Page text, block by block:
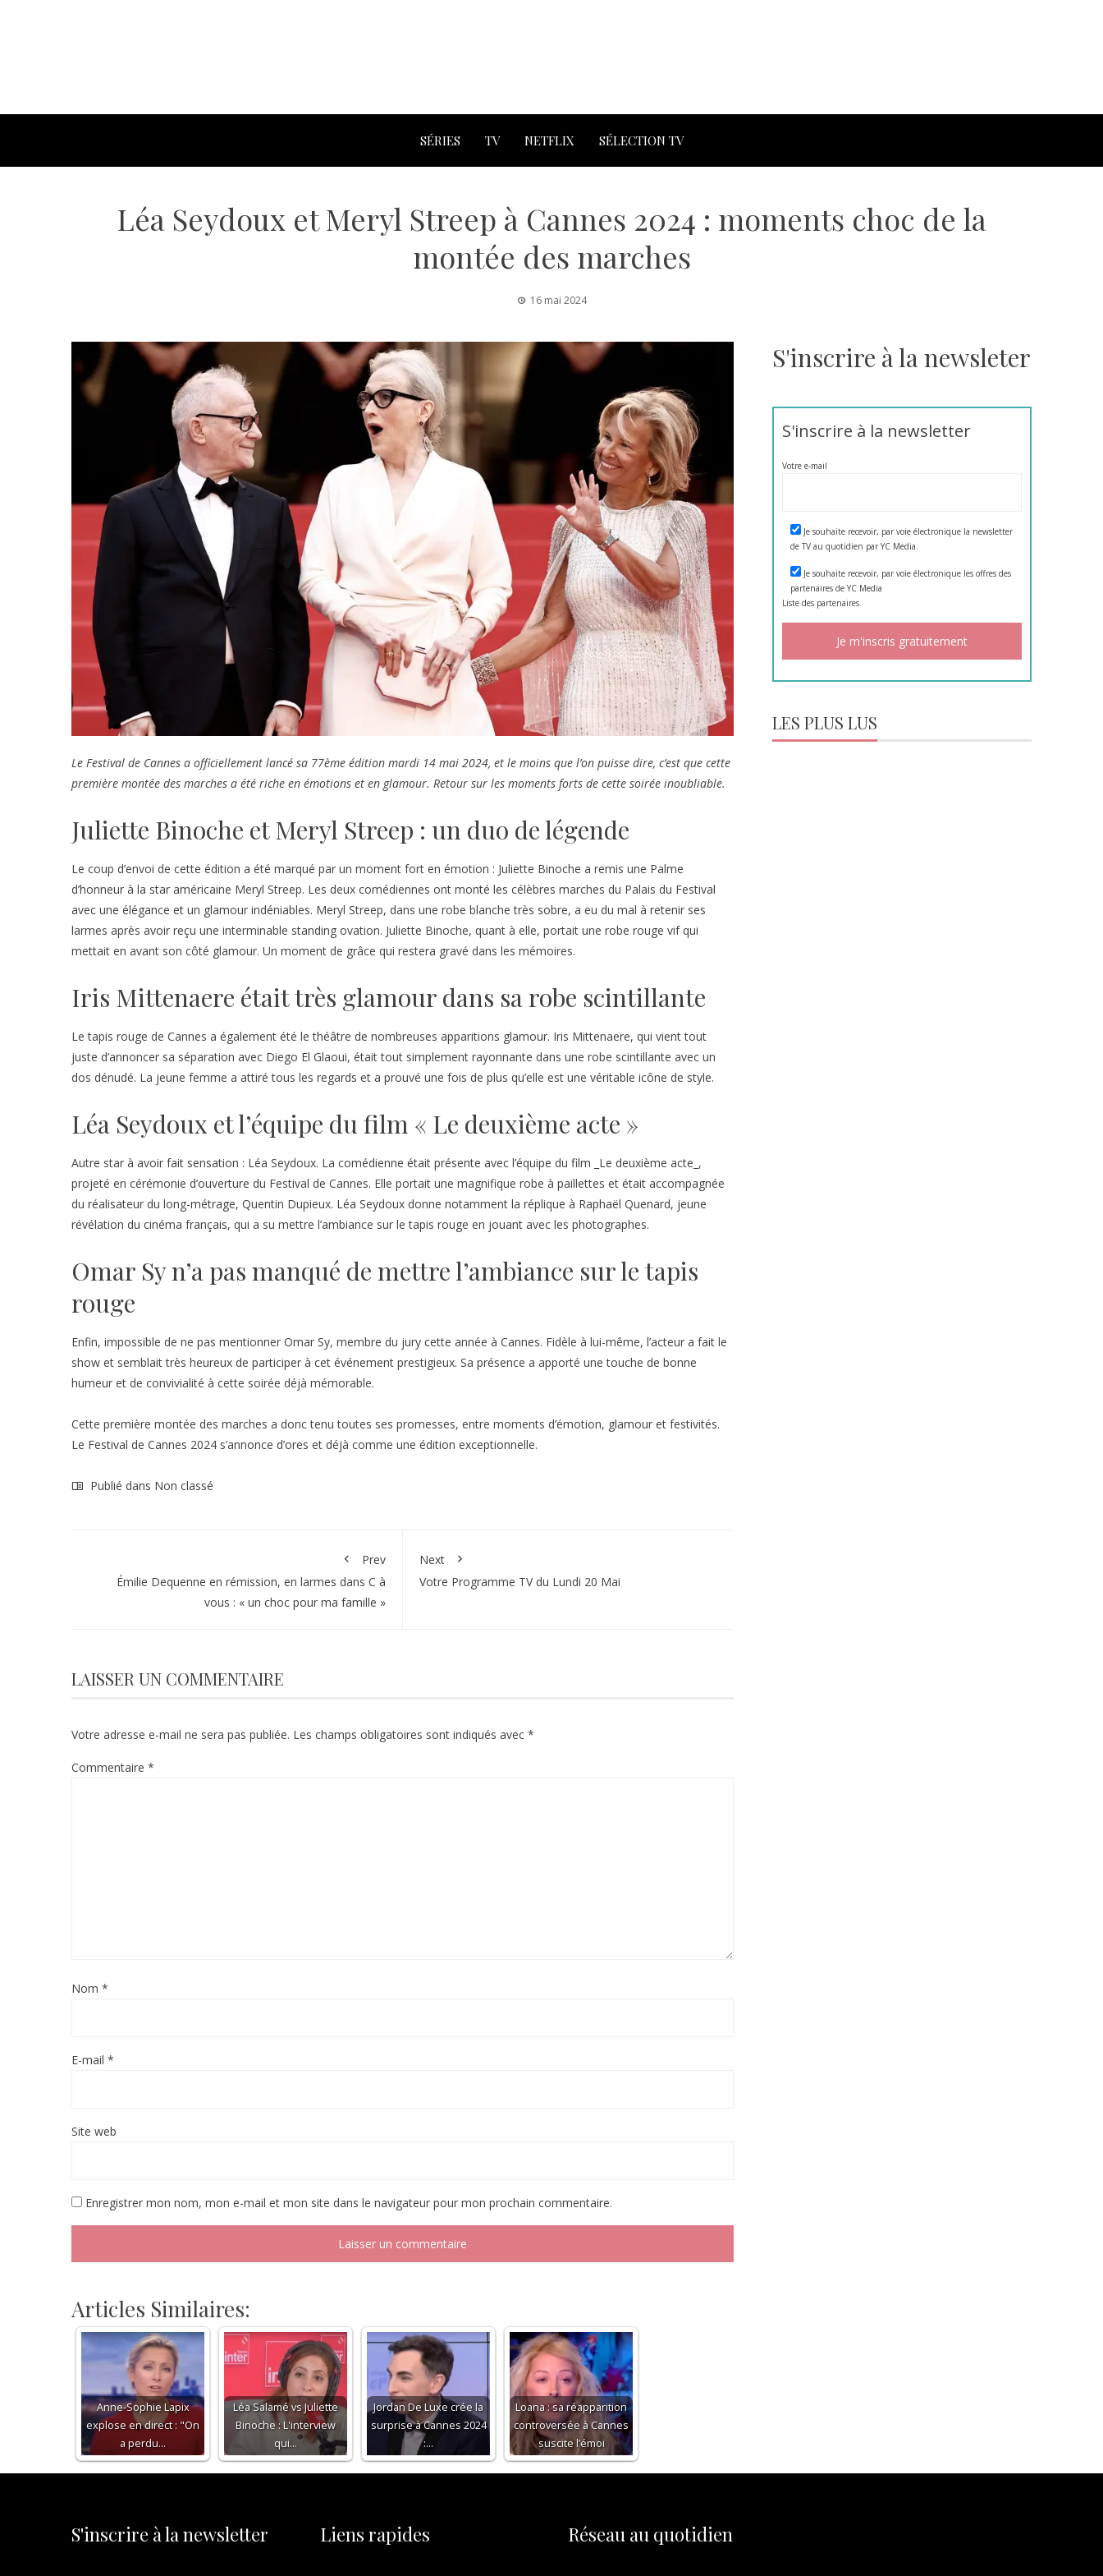
SÉRIES TV NETFLIX SÉLECTION TV
Léa Seydoux et Meryl Streep à Cannes 2024 : moments choc de la
montée des marches
16 mai 2024
Le Festival de Cannes a officiellement lancé sa 77ème édition mardi 14 mai 2024, et le moins que l’on puisse dire, c’est que cette
première montée des marches a été riche en émotions et en glamour. Retour sur les moments forts de cette soirée inoubliable.
Juliette Binoche et Meryl Streep : un duo de légende
Le coup d’envoi de cette édition a été marqué par un moment fort en émotion : Juliette Binoche a remis une Palme
d’honneur à la star américaine Meryl Streep. Les deux comédiennes ont monté les célèbres marches du Palais du Festival
avec une élégance et un glamour indéniables. Meryl Streep, dans une robe blanche très sobre, a eu du mal à retenir ses
larmes après avoir reçu une interminable standing ovation. Juliette Binoche, quant à elle, portait une robe rouge vif qui
mettait en avant son côté glamour. Un moment de grâce qui restera gravé dans les mémoires.
Iris Mittenaere était très glamour dans sa robe scintillante
Le tapis rouge de Cannes a également été le théâtre de nombreuses apparitions glamour. Iris Mittenaere, qui vient tout
juste d’annoncer sa séparation avec Diego El Glaoui, était tout simplement rayonnante dans une robe scintillante avec un
dos dénudé. La jeune femme a attiré tous les regards et a prouvé une fois de plus qu’elle est une véritable icône de style.
Léa Seydoux et l’équipe du film « Le deuxième acte »
Autre star à avoir fait sensation : Léa Seydoux. La comédienne était présente avec l’équipe du film _Le deuxième acte_,
projeté en cérémonie d’ouverture du Festival de Cannes. Elle portait une magnifique robe à paillettes et était accompagnée
du réalisateur du long-métrage, Quentin Dupieux. Léa Seydoux donne notamment la réplique à Raphaël Quenard, jeune
révélation du cinéma français, qui a su mettre l’ambiance sur le tapis rouge en jouant avec les photographes.
Omar Sy n’a pas manqué de mettre l’ambiance sur le tapis
rouge
Enfin, impossible de ne pas mentionner Omar Sy, membre du jury cette année à Cannes. Fidèle à lui-même, l’acteur a fait le
show et semblait très heureux de participer à cet événement prestigieux. Sa présence a apporté une touche de bonne
humeur et de convivialité à cette soirée déjà mémorable.
Cette première montée des marches a donc tenu toutes ses promesses, entre moments d’émotion, glamour et festivités.
Le Festival de Cannes 2024 s’annonce d’ores et déjà comme une édition exceptionnelle.
Publié dans Non classé
Prev
Émilie Dequenne en rémission, en larmes dans C à
vous : « un choc pour ma famille »
Next
Votre Programme TV du Lundi 20 Mai
LAISSER UN COMMENTAIRE
Votre adresse e-mail ne sera pas publiée. Les champs obligatoires sont indiqués avec *
Commentaire *
Nom *
E-mail *
Site web
Enregistrer mon nom, mon e-mail et mon site dans le navigateur pour mon prochain commentaire.
Articles Similaires:
Anne-Sophie Lapix
explose en direct : "On
a perdu…
Léa Salamé vs Juliette
Binoche : L'interview
qui…
Jordan De Luxe crée la
surprise à Cannes 2024
:…
Loana : sa réapparition
controversée à Cannes
suscite l’émoi
S'inscrire à la newsleter
S'inscrire à la newsletter
Votre e-mail
Je souhaite recevoir, par voie électronique la newsletter
de TV au quotidien par YC Media.
Je souhaite recevoir, par voie électronique les offres des
partenaires de YC Media
Liste des partenaires
LES PLUS LUS
S'inscrire à la newsletter Liens rapides Réseau au quotidien